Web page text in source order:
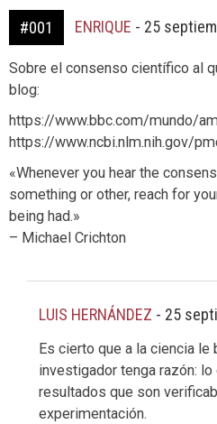
#001 ENRIQUE - 25
Sobre el consenso científico al
blog:
https://www.bbc.com/mundo/
https://www.ncbi.nlm.nih.gov/
«Whenever you hear the
something or other, reach for
being had.»
– Michael Crichton
LUIS HERNÁNDEZ - 25
Es cierto que a la ciencia
investigador tenga razón:
resultados que son
experimentación.